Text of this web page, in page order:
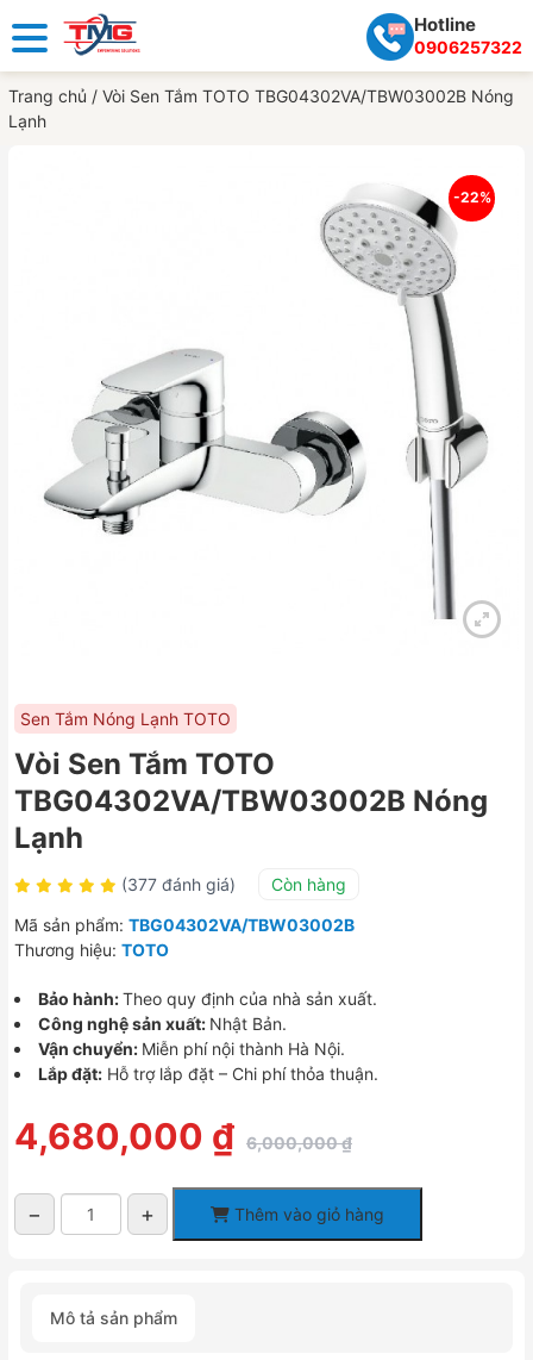
Hotline
0906257322
Trang chủ / Vòi Sen Tắm TOTO TBG04302VA/TBW03002B Nóng
Lạnh
-22%
Sen Tắm Nóng Lạnh TOTO
Vòi Sen Tắm TOTO
TBG04302VA/TBW03002B Nóng
Lạnh
(377 đánh giá)
Còn hàng
Mã sản phẩm: TBG04302VA/TBW03002B
Thương hiệu: TOTO
Bảo hành:Theo quy định của nhà sản xuất.
Công nghệ sản xuất: Nhật Bản.
Vận chuyển: Miễn phí nội thành Hà Nội.
Lắp đặt: Hỗ trợ lắp đặt – Chi phí thỏa thuận.
6,000,000₫
Giá
gốc
6,000,000 ₫.
4,680,000 ₫
Giá
hiện
là:
4,680,000 ₫.
TBG04302VA/TBW03002B
− + Thêm vào giỏ hàng
Mô tả sản phẩm